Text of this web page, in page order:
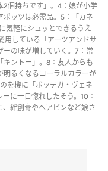
2個持ちです」。4：娘が小学
ポッツは必需品。5：「カネ
気軽にシュッとできるうえ
用している「アーツアンドサ
ーの味が増していく。7：常
キントー」。8：友人からも
明るくなるコーラルカラーが
を機に「ボッテガ・ヴェネ
に一目惚れしたそう。10：
、絆創膏やヘアピンなど娘さ